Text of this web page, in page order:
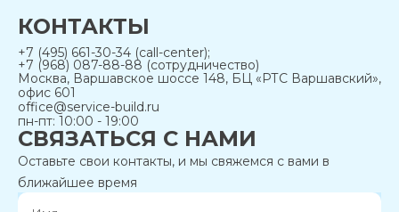
КОНТАКТЫ
+7 (495) 661-30-34 (call-center);
+7 (968) 087-88-88 (сотрудничество)
Москва, Варшавское шоссе 148, БЦ «РТС Варшавский»,
офис 601
office@service-build.ru
пн-пт: 10:00 - 19:00
СВЯЗАТЬСЯ С НАМИ
Оставьте свои контакты, и мы свяжемся с вами в
ближайшее время